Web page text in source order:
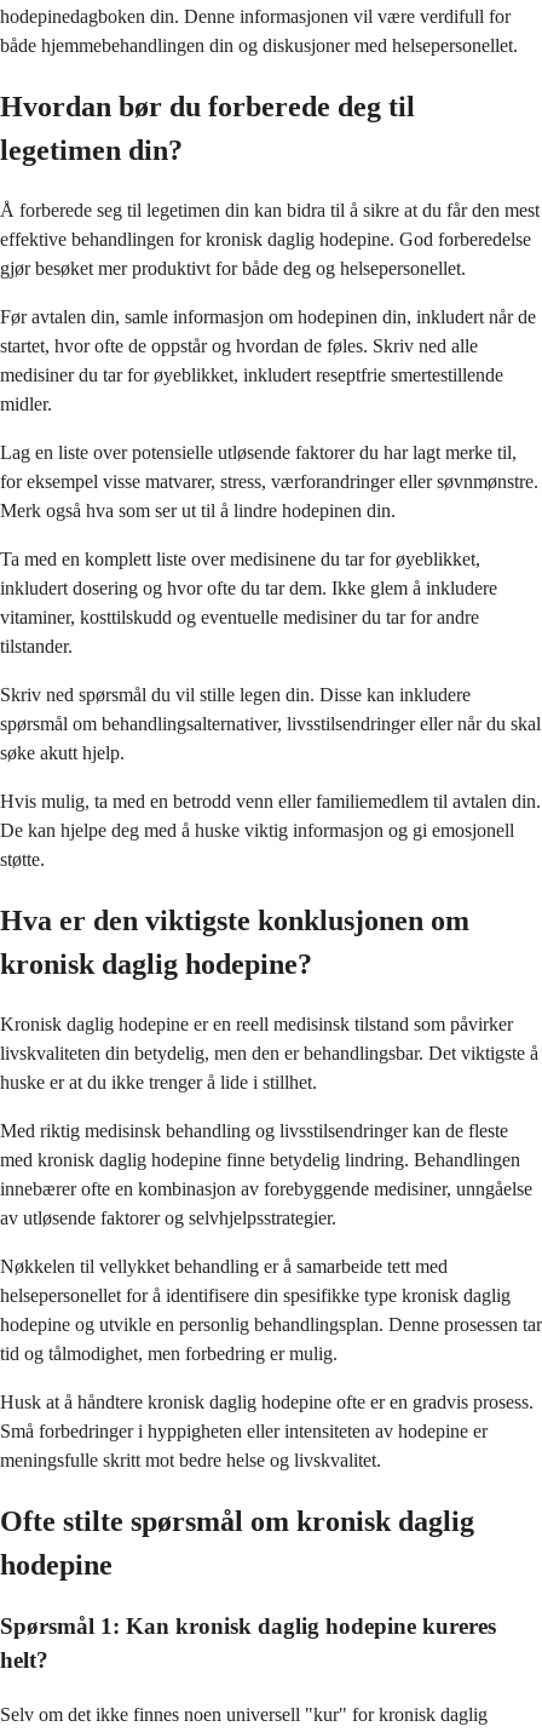
hodepinedagboken din. Denne informasjonen vil være verdifull for
både hjemmebehandlingen din og diskusjoner med helsepersonellet.
Hvordan bør du forberede deg til
legetimen din?
Å forberede seg til legetimen din kan bidra til å sikre at du får den mest
effektive behandlingen for kronisk daglig hodepine. God forberedelse
gjør besøket mer produktivt for både deg og helsepersonellet.
Før avtalen din, samle informasjon om hodepinen din, inkludert når de
startet, hvor ofte de oppstår og hvordan de føles. Skriv ned alle
medisiner du tar for øyeblikket, inkludert reseptfrie smertestillende
midler.
Lag en liste over potensielle utløsende faktorer du har lagt merke til,
for eksempel visse matvarer, stress, værforandringer eller søvnmønstre.
Merk også hva som ser ut til å lindre hodepinen din.
Ta med en komplett liste over medisinene du tar for øyeblikket,
inkludert dosering og hvor ofte du tar dem. Ikke glem å inkludere
vitaminer, kosttilskudd og eventuelle medisiner du tar for andre
tilstander.
Skriv ned spørsmål du vil stille legen din. Disse kan inkludere
spørsmål om behandlingsalternativer, livsstilsendringer eller når du skal
søke akutt hjelp.
Hvis mulig, ta med en betrodd venn eller familiemedlem til avtalen din.
De kan hjelpe deg med å huske viktig informasjon og gi emosjonell
støtte.
Hva er den viktigste konklusjonen om
kronisk daglig hodepine?
Kronisk daglig hodepine er en reell medisinsk tilstand som påvirker
livskvaliteten din betydelig, men den er behandlingsbar. Det viktigste å
huske er at du ikke trenger å lide i stillhet.
Med riktig medisinsk behandling og livsstilsendringer kan de fleste
med kronisk daglig hodepine finne betydelig lindring. Behandlingen
innebærer ofte en kombinasjon av forebyggende medisiner, unngåelse
av utløsende faktorer og selvhjelpsstrategier.
Nøkkelen til vellykket behandling er å samarbeide tett med
helsepersonellet for å identifisere din spesifikke type kronisk daglig
hodepine og utvikle en personlig behandlingsplan. Denne prosessen tar
tid og tålmodighet, men forbedring er mulig.
Husk at å håndtere kronisk daglig hodepine ofte er en gradvis prosess.
Små forbedringer i hyppigheten eller intensiteten av hodepine er
meningsfulle skritt mot bedre helse og livskvalitet.
Ofte stilte spørsmål om kronisk daglig
hodepine
Spørsmål 1: Kan kronisk daglig hodepine kureres
helt?
Selv om det ikke finnes noen universell "kur" for kronisk daglig